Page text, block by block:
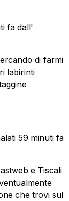
fa dall'
di farmi
labirinti
59 minuti fa
e Tiscali
che trovi sul